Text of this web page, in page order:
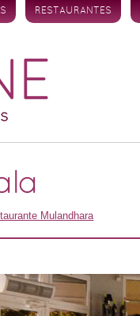
RESTAURANTES
Mulandhara